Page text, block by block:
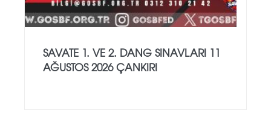
SAVATE 1. VE 2. DANG SINAVLARI 11
AĞUSTOS 2026 ÇANKIRI